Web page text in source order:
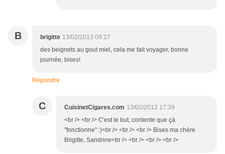
B brigitte 13/02/2013 09:27
des beignets au gout miel, cela me fait voyager, bonne
journée, bises!
Répondre
C CuisinetCigares.com 13/02/2013 17:39
<br /> <br /> C'est le but, contente que çà
"fonctionne" :)<br /> <br /> <br /> Bises ma chère
Brigitte, Sandrine<br /> <br /> <br /> <br />